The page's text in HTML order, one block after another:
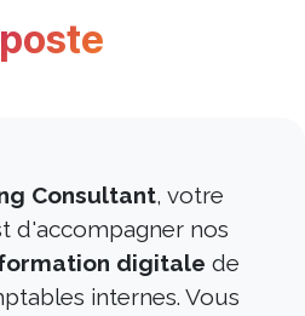
poste
Consultant, votre
d'accompagner nos
digitale de
internes. Vous